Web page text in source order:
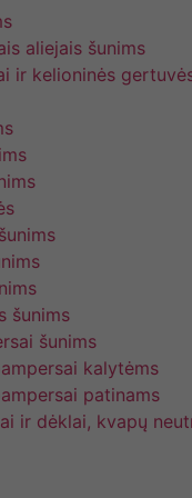
aliejais šunims
ir kelioninės
šunims
šunims
kalytėms
patinams
ir dėklai, kvapų